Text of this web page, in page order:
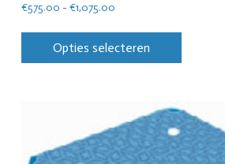
€575.00 - €1,075.00
Opties selecteren